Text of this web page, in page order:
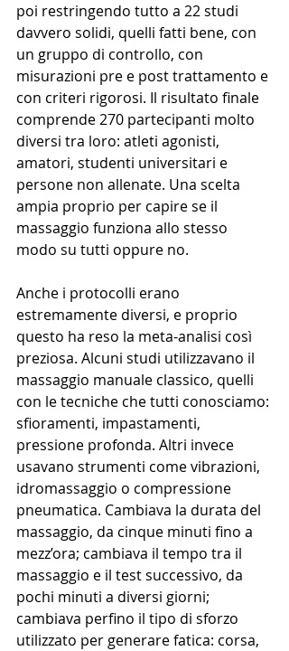
poi restringendo tutto a 22 studi
davvero solidi, quelli fatti bene, con
un gruppo di controllo, con
misurazioni pre e post trattamento e
con criteri rigorosi. Il risultato finale
comprende 270 partecipanti molto
diversi tra loro: atleti agonisti,
amatori, studenti universitari e
persone non allenate. Una scelta
ampia proprio per capire se il
massaggio funziona allo stesso
modo su tutti oppure no.
Anche i protocolli erano
estremamente diversi, e proprio
questo ha reso la meta-analisi così
preziosa. Alcuni studi utilizzavano il
massaggio manuale classico, quelli
con le tecniche che tutti conosciamo:
sfioramenti, impastamenti,
pressione profonda. Altri invece
usavano strumenti come vibrazioni,
idromassaggio o compressione
pneumatica. Cambiava la durata del
massaggio, da cinque minuti fino a
mezz’ora; cambiava il tempo tra il
massaggio e il test successivo, da
pochi minuti a diversi giorni;
cambiava perfino il tipo di sforzo
utilizzato per generare fatica: corsa,